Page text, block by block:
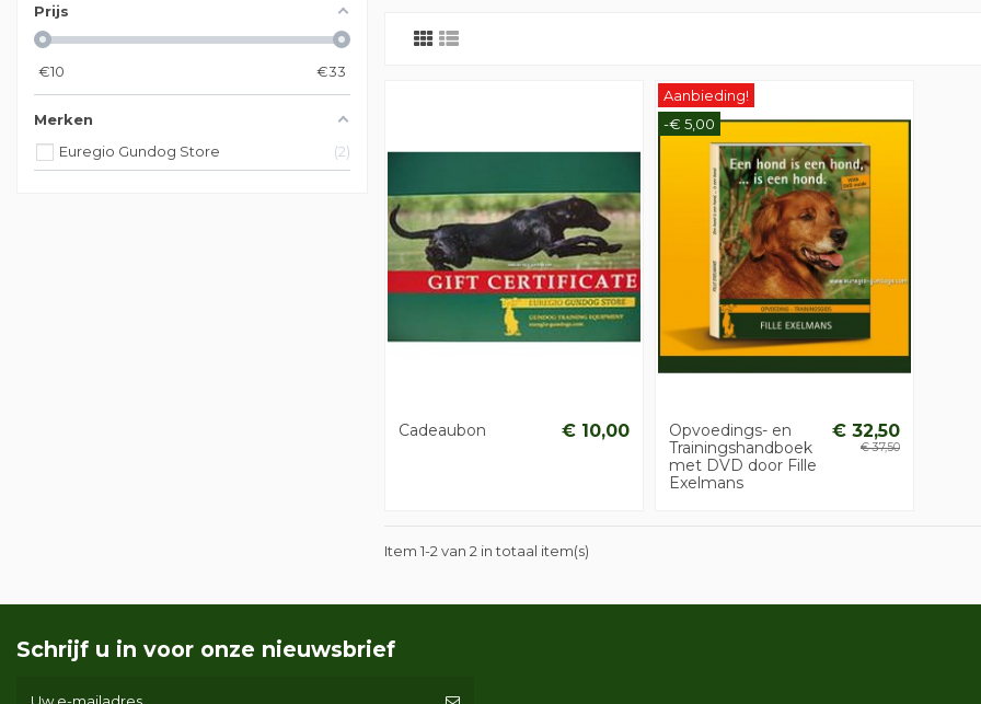
Cadeaubon € 10,00
Aanbieding!
-€ 5,00
Opvoedings- en
Trainingshandboek
met DVD door Fille
Exelmans
€ 32,50
€ 37,50
Item 1-2 van 2 in totaal item(s)
Prijs
€10 €33
Merken
Euregio Gundog Store
2
Schrijf u in voor onze nieuwsbrief